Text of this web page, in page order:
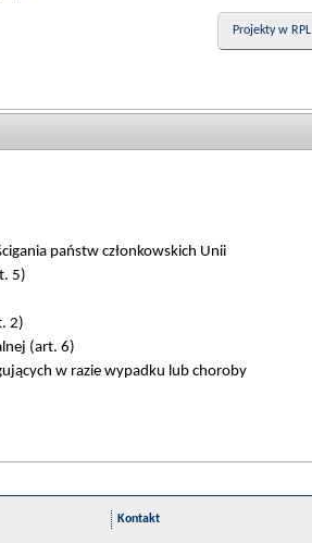
Projekty w RPL
państw członkowskich Unii
5)
2)
(art. 6)
w razie wypadku lub choroby
Kontakt